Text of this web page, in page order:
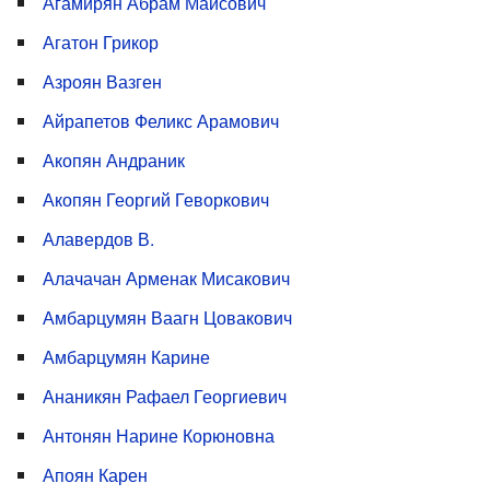
Агатон Грикор
Азроян Вазген
Айрапетов Феликс Арамович
Акопян Андраник
Акопян Георгий Геворкович
Алавердов В.
Алачачан Арменак Мисакович
Амбарцумян Ваагн Цовакович
Амбарцумян Карине
Ананикян Рафаел Георгиевич
Антонян Нарине Корюновна
Апоян Карен